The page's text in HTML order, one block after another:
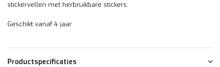
stickervellen met herbruikbare stickers.
Geschikt vanaf 4 jaar
Productspecificaties